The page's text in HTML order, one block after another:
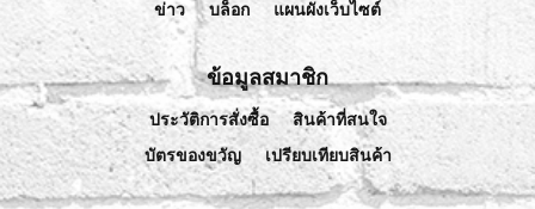
ข่าว บล็อก แผนผังเว็บไซต์
ข้อมูลสมาชิก
ประวัติการสั่งซื้อ
สินค้าที่สนใจ
บัตรของขวัญ
เปรียบเทียบสินค้า